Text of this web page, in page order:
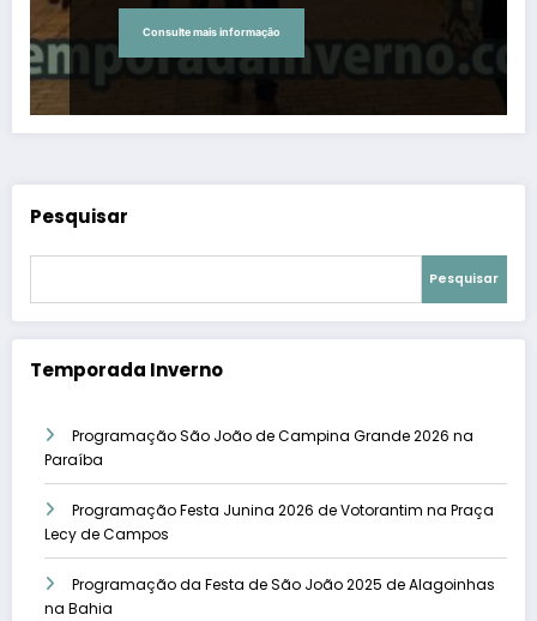
Consulte mais informação
Pesquisar
Pesquisar
Temporada Inverno
Programação São João de Campina Grande 2026 na
Paraíba
Programação Festa Junina 2026 de Votorantim na Praça
Lecy de Campos
Programação da Festa de São João 2025 de Alagoinhas
na Bahia